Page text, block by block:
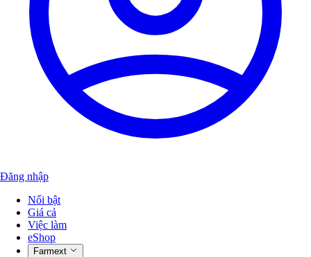
Đăng nhập
Nổi bật
Giá cả
Việc làm
eShop
Farmext